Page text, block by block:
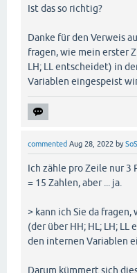
Ist das so richtig?
Danke für den Verweis
fragen, wie mein erster
LH; LL entscheidet) in
Variablen eingespeist
commented Aug 28, 2022 by
Ich zähle pro Zeile nur 3
= 15 Zahlen, aber ... ja.
> kann ich Sie da
(der über HH; HL; LH;
den internen Variablen
Darum kümmert sich